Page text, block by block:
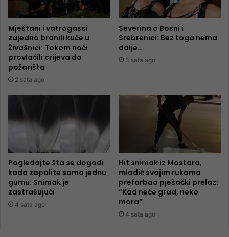
Mještani i vatrogasci
zajedno branili kuće u
Živašnici: Tokom noći
provlačili crijeva do
požarišta
2 sata ago
Severina o Bosni i
Srebrenici: Bez toga nema
dalje…
3 sata ago
Pogledajte šta se dogodi
kada zapalite samo jednu
gumu: Snimak je
zastrašujući
4 sata ago
Hit snimak iz Mostara,
mladić svojim rukama
prefarbao pješački prelaz:
“Kad neće grad, neko
mora”
4 sata ago